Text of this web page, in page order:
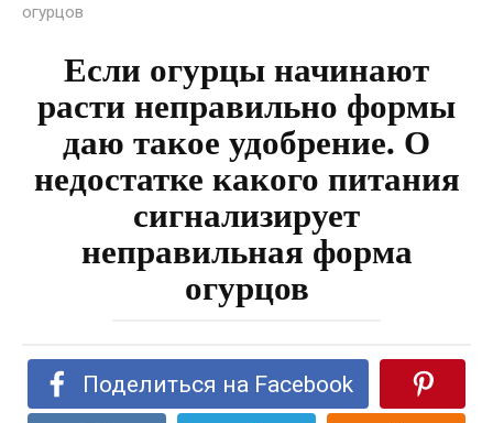
огурцов
Если огурцы начинают
расти неправильно формы
даю такое удобрение. О
недостатке какого питания
сигнализирует
неправильная форма
огурцов
Поделиться на Facebook